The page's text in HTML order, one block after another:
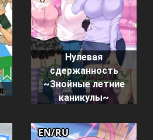
Нулевая
сдержанность
~Знойные летние
каникулы~
EN/RU